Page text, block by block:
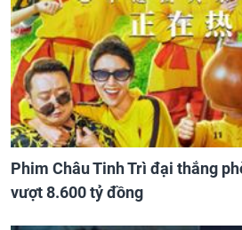
Phim Châu Tinh Trì đại thắng
vượt 8.600 tỷ đồng